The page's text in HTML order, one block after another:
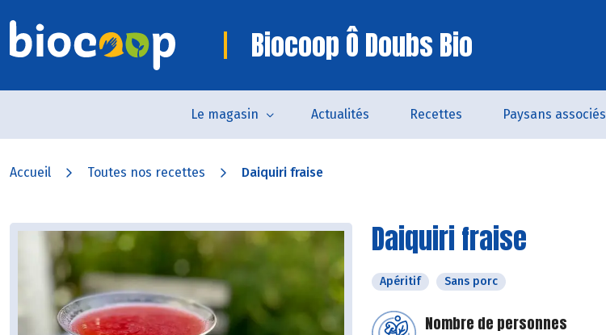
Biocoop Ô Doubs Bio
Le magasin Actualités Recettes Paysans associés
Accueil Toutes nos recettes Daiquiri fraise
Daiquiri fraise
Apéritif Sans porc
Nombre de personnes